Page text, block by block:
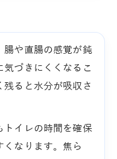
腸や直腸の感覚が鈍
気づきにくくなるこ
残ると水分が吸収さ
トイレの時間を確保
くなります。焦ら